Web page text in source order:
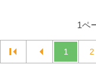
1ペ
1 2